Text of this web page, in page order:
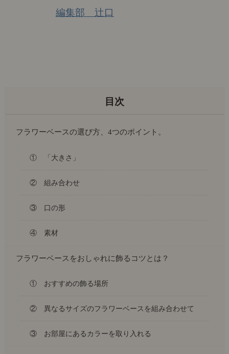
編集部 辻口
フラワーベースの選び方、4つのポイント。
① 「大きさ」
② 組み合わせ
③ 口の形
④ 素材
フラワーベースをおしゃれに飾るコツとは？
① おすすめの飾る場所
② 異なるサイズのフラワーベースを組み合わせて
③ お部屋にあるカラーを取り入れる